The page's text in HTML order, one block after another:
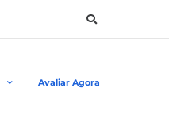
Avaliar Agora